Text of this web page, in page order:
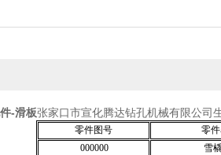
-滑板张家口市宣化腾达钻孔机械有限公司
零件图号 零
000000
雪